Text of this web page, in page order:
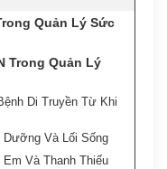
Quản Lý Sức
Trong Quản Lý
Di Truyền Từ Khi
Dưỡng Và Lối Sống
Và Thanh Thiếu